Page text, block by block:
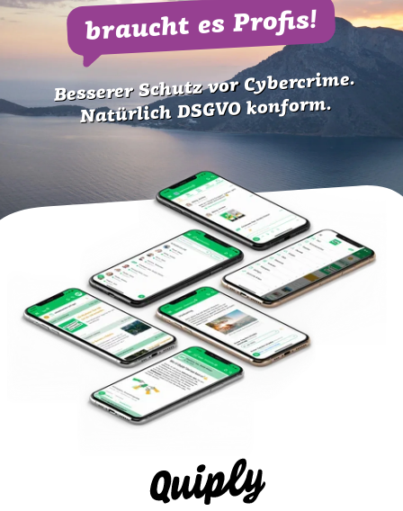
braucht es Profis!
Besserer Schutz vor Cybercrime.
Natürlich DSGVO konform.